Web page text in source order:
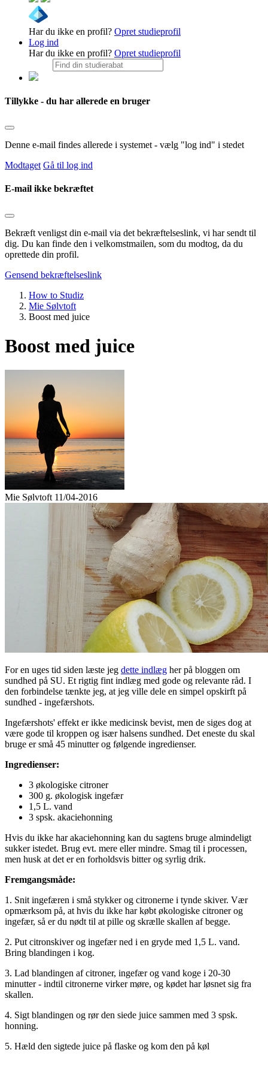
Har du ikke en profil? Opret studieprofil
Log ind
Har du ikke en profil? Opret studieprofil
Tillykke - du har allerede en bruger
Denne e-mail findes allerede i systemet - vælg "log ind" i stedet
Modtaget Gå til log ind
E-mail ikke bekræftet
Bekræft venligst din e-mail via det bekræftelseslink, vi har sendt til
dig. Du kan finde den i velkomstmailen, som du modtog, da du
oprettede din profil.
Gensend bekræftelseslink
How to Studiz
Mie Sølvtoft
Boost med juice
Boost med juice
Mie Sølvtoft 11/04-2016
For en uges tid siden læste jeg dette indlæg her på bloggen om
sundhed på SU. Et rigtig fint indlæg med gode og relevante råd. I
den forbindelse tænkte jeg, at jeg ville dele en simpel opskirft på
sundhed - ingefærshots.
Ingefærshots' effekt er ikke medicinsk bevist, men de siges dog at
være gode til kroppen og især halsens sundhed. Det eneste du skal
bruge er små 45 minutter og følgende ingredienser.
Ingredienser:
3 økologiske citroner
300 g. økologisk ingefær
1,5 L. vand
3 spsk. akaciehonning
Hvis du ikke har akaciehonning kan du sagtens bruge almindeligt
sukker istedet. Brug evt. mere eller mindre. Smag til i processen,
men husk at det er en forholdsvis bitter og syrlig drik.
Fremgangsmåde:
1. Snit ingefæren i små stykker og citronerne i tynde skiver. Vær
opmærksom på, at hvis du ikke har købt økologiske citroner og
ingefær, så er du nødt til at pille og skrælle skallen af begge.
2. Put citronskiver og ingefær ned i en gryde med 1,5 L. vand.
Bring blandingen i kog.
3. Lad blandingen af citroner, ingefær og vand koge i 20-30
minutter - indtil citronerne virker møre, og kødet har løsnet sig fra
skallen.
4. Sigt blandingen og rør den siede juice sammen med 3 spsk.
honning.
5. Hæld den sigtede juice på flaske og kom den på køl